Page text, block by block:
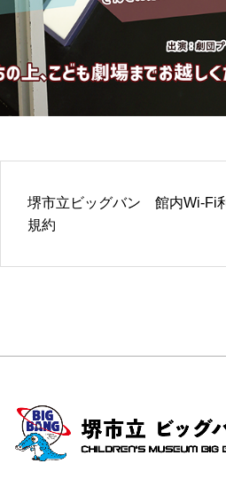
堺市立ビッグバン 館内Wi-Fi
規約